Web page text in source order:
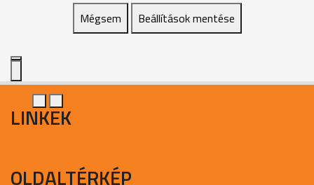
Mégsem Beállítások mentése
LINKEK
OLDALTÉRKÉP